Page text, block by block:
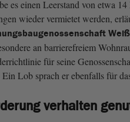
es einen Leerstand von etwa
wieder vermietet werden,
an barrierefreiem
für seine
Lob sprach er ebenfalls für
verhalten